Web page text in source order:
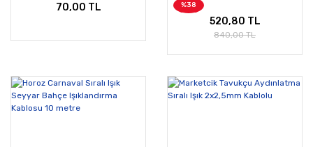
70,00 TL %38
520,80 TL
840,00 TL